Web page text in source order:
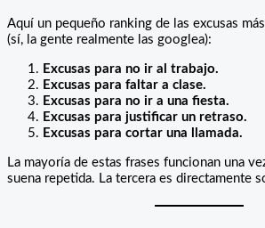
Aquí un pequeño ranking de las excusas
(sí, la gente realmente las googlea):
Excusas para no ir al trabajo.
Excusas para faltar a clase.
Excusas para no ir a una fiesta.
Excusas para justificar un retraso.
Excusas para cortar una llamada.
La mayoría de estas frases funcionan una
suena repetida. La tercera es directamente